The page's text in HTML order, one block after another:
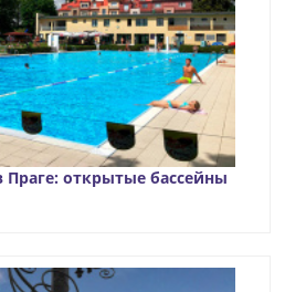
Праге: открытые бассейны